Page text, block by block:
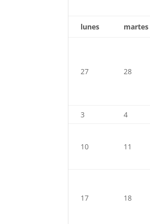
lunes
martes
27 28
3 4
10 11
17 18